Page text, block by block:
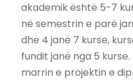
akademik është 5-7
në semestrin e parë
dhe 4 janë 7 kurse,
fundit janë nga 5
marrin e projektin e